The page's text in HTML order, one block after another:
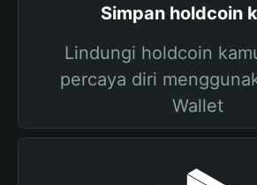
Simpan holdcoin
Lindungi holdcoin
percaya diri
Wallet